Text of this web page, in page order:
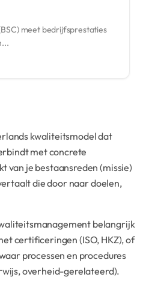
meet bedrijfsprestaties
kwaliteitsmodel dat
met concrete
van je bestaansreden (missie)
die door naar doelen,
belangrijk
certificeringen (ISO, HKZ), of
processen en procedures
overheid-gerelateerd).